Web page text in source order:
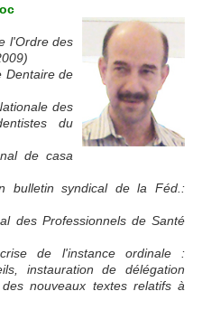
l'Ordre des
Dentaire de
des
du
de casa
bulletin syndical de la Féd.:
des Professionnels de Santé
de l'instance ordinale :
instauration de délégation
nouveaux textes relatifs à